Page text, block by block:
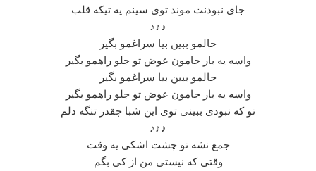
جای نبودنت موند توی سینم یه تیکه قلب
♪♪♪
حالمو ببین بیا سراغمو بگیر
واسه یه بار جامون عوض تو جلو راهمو بگیر
حالمو ببین بیا سراغمو بگیر
واسه یه بار جامون عوض تو جلو راهمو بگیر
تو که نبودی ببینی توی این شبا چقدر تنگه دلم
♪♪♪
جمع نشه تو چشت اشکی یه وقت
وقتی که نیستی من از کی بگم